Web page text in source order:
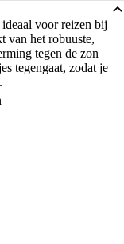
voor reizen bij
van het robuuste,
tegen de zon
tegengaat, zodat je